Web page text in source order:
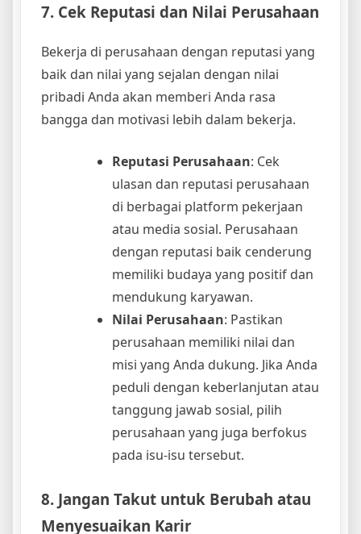
7. Cek Reputasi dan Nilai Perusahaan
Bekerja di perusahaan dengan reputasi yang
baik dan nilai yang sejalan dengan nilai
pribadi Anda akan memberi Anda rasa
bangga dan motivasi lebih dalam bekerja.
Reputasi Perusahaan: Cek
ulasan dan reputasi perusahaan
di berbagai platform pekerjaan
atau media sosial. Perusahaan
dengan reputasi baik cenderung
memiliki budaya yang positif dan
mendukung karyawan.
Nilai Perusahaan: Pastikan
perusahaan memiliki nilai dan
misi yang Anda dukung. Jika Anda
peduli dengan keberlanjutan atau
tanggung jawab sosial, pilih
perusahaan yang juga berfokus
pada isu-isu tersebut.
8. Jangan Takut untuk Berubah atau
Menyesuaikan Karir